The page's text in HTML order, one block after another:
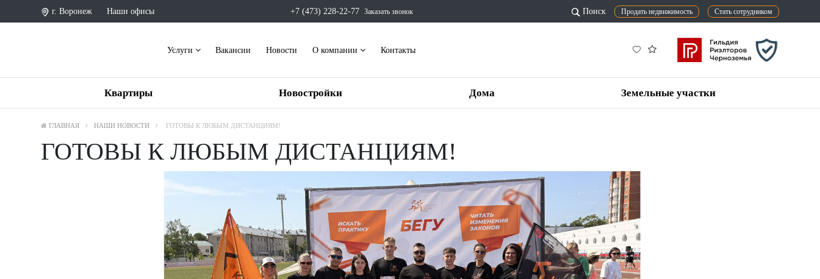
г. Воронеж Наши офисы +7 (473) 228-22-77 Заказать звонок Поиск Продать недвижимость Стать сотрудником
Услуги Вакансии Новости О компании Контакты
Квартиры Новостройки Дома Земельные участки
ГЛАВНАЯ НАШИ НОВОСТИ ГОТОВЫ К ЛЮБЫМ ДИСТАНЦИЯМ!
ГОТОВЫ К ЛЮБЫМ ДИСТАНЦИЯМ!